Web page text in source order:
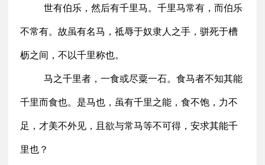
世有伯乐，然后有千里马。千里马常有，而伯乐
不常有。故虽有名马，祗辱于奴隶人之手，骈死于槽
枥之间，不以千里称也。
马之千里者，一食或尽粟一石。食马者不知其能
千里而食也。是马也，虽有千里之能，食不饱，力不
足，才美不外见，且欲与常马等不可得，安求其能千
里也？